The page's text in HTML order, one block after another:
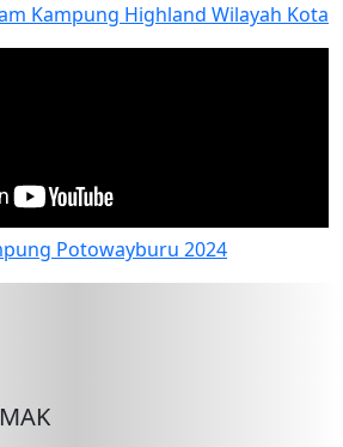
Kampung Highland Wilayah Kota
Potowayburu 2024